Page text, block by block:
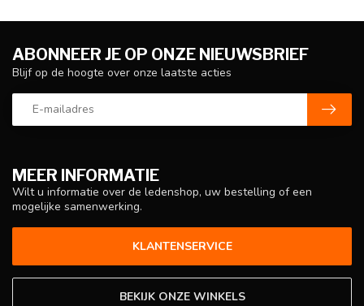
MEER INFORMATIE
Wilt u informatie over de ledenshop, uw bestelling of een
mogelijke samenwerking.
KLANTENSERVICE
BEKIJK ONZE WINKELS
ABONNEER JE OP ONZE NIEUWSBRIEF
Blijf op de hoogte over onze laatste acties